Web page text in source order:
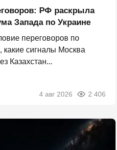
РФ раскрыла
Запада по Украине
переговоров по
какие сигналы Москва
Казахстан...
4 авг 2026 2 406